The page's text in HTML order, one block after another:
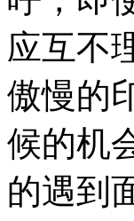
应互不
傲慢的
候的机
的遇到